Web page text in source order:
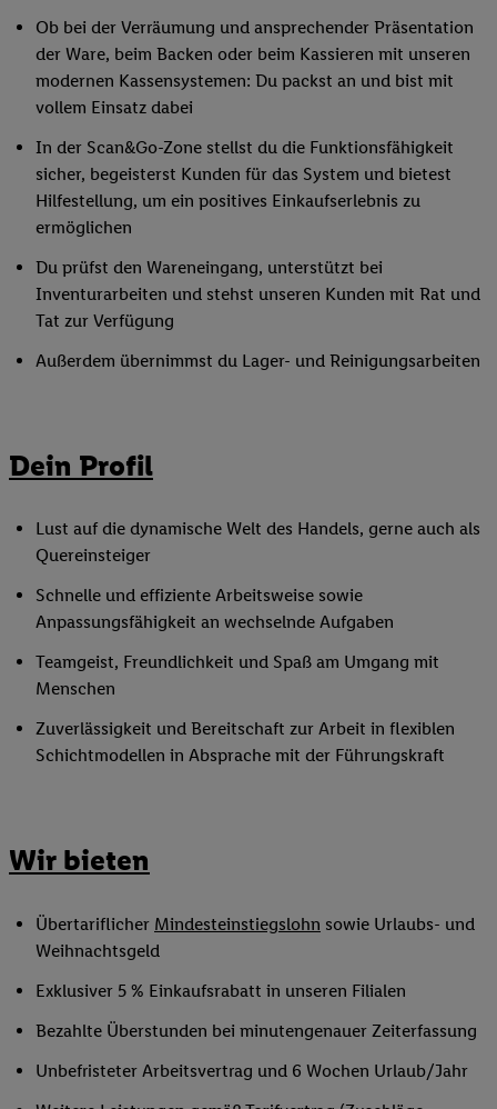
Ob bei der Verräumung und ansprechender Präsentation
der Ware, beim Backen oder beim Kassieren mit unseren
modernen Kassensystemen: Du packst an und bist mit
vollem Einsatz dabei
In der Scan&Go-Zone stellst du die Funktionsfähigkeit
sicher, begeisterst Kunden für das System und bietest
Hilfestellung, um ein positives Einkaufserlebnis zu
ermöglichen
Du prüfst den Wareneingang, unterstützt bei
Inventurarbeiten und stehst unseren Kunden mit Rat und
Tat zur Verfügung
Außerdem übernimmst du Lager- und Reinigungsarbeiten
Dein Profil
Lust auf die dynamische Welt des Handels, gerne auch als
Quereinsteiger
Schnelle und effiziente Arbeitsweise sowie
Anpassungsfähigkeit an wechselnde Aufgaben
Teamgeist, Freundlichkeit und Spaß am Umgang mit
Menschen
Zuverlässigkeit und Bereitschaft zur Arbeit in flexiblen
Schichtmodellen in Absprache mit der Führungskraft
Wir bieten
Übertariflicher Mindesteinstiegslohn sowie Urlaubs- und
Weihnachtsgeld
Exklusiver 5 % Einkaufsrabatt in unseren Filialen
Bezahlte Überstunden bei minutengenauer Zeiterfassung
Unbefristeter Arbeitsvertrag und 6 Wochen Urlaub/Jahr